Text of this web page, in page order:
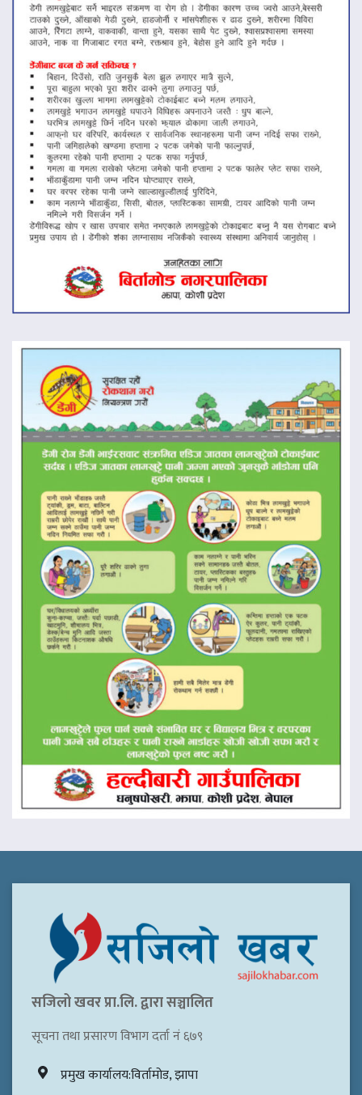
सजिलो खवर प्रा.लि. द्वारा सञ्चालित
सूचना तथा प्रसारण विभाग दर्ता नं ६७९
प्रमुख कार्यालय:विर्तामोड, झापा